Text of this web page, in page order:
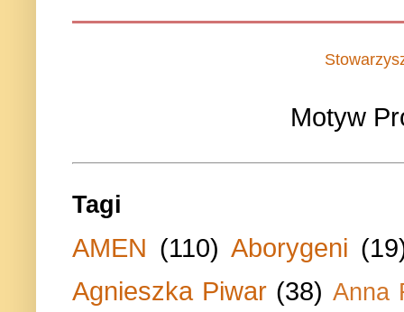
Motyw
Tagi
AMEN (110) Aborygeni
Agnieszka Piwar (38) Anna